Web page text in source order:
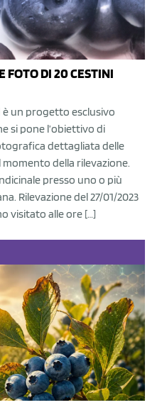
FOTO DI 20 CESTINI
un progetto esclusivo
si pone l’obiettivo di
dettagliata delle
della rilevazione.
presso uno o più
Rilevazione del 27/01/2023
visitato alle ore […]